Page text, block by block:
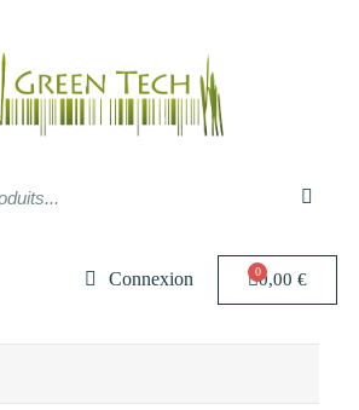
Connexion 0,00 €